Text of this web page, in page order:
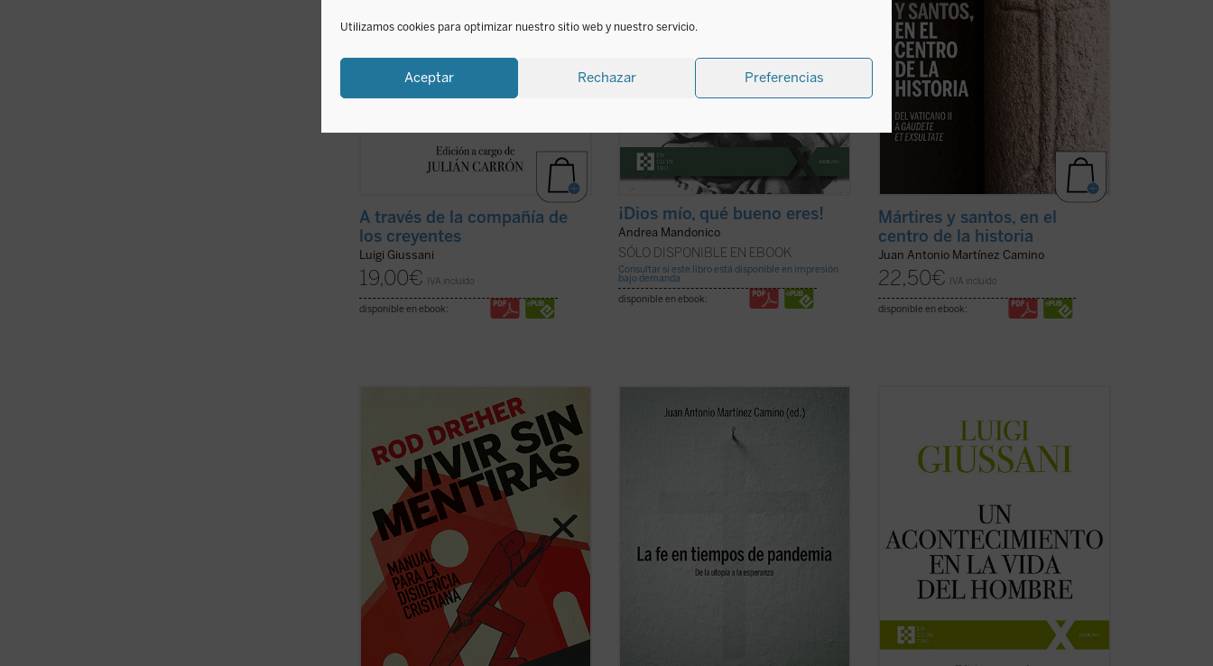
Utilizamos cookies para optimizar nuestro sitio web y nuestro servicio.
Aceptar Rechazar Preferencias
A través de la compañía de
los creyentes
Luigi Giussani
19,00€ IVA incluido
disponible en ebook:
¡Dios mío, qué bueno eres!
Andrea Mandonico
SÓLO DISPONIBLE EN EBOOK
Consultar si este libro está disponible en impresión
bajo demanda
disponible en ebook:
Mártires y santos, en el
centro de la historia
Juan Antonio Martínez Camino
22,50€ IVA incluido
disponible en ebook:
El periodista y escritor Rod Dreher, autor
del aclamadoLa opción benedictina,
hace en este libro de altavoz a
Solzhenitsyn y otros muchos disidentes
de Europa del Este que nos alertan del
peligro no tan lejano de que Estados
Unidos y el ...(ver ficha)
El fenómeno que padecemos plantea
preguntas nada fáciles de resolver:
¿estaremos ante un cambio de época?
es el cuarto volumen de la serie dedicada
a las lecciones y diálogos de don Luigi
Giussani durante los Ejercicios
espirituales de la Fraternidad de
(ver ficha)